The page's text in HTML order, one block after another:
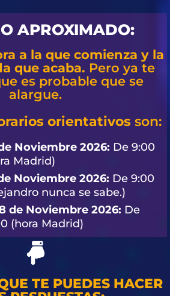
APROXIMADO:
a la que comienza y la
que acaba. Pero ya te
es probable que se
alargue.
orientativos son:
Noviembre 2026: De 9:00
Madrid)
Noviembre 2026: De 9:00
nunca se sabe.)
de Noviembre 2026: De
(hora Madrid)
TE PUEDES HACER